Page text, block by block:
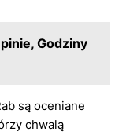
Godziny
są oceniane
chwalą